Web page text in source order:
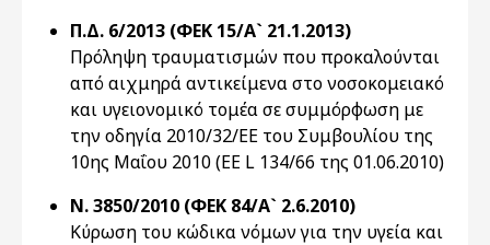
Π.Δ. 6/2013 (ΦΕΚ 15/Α` 21.1.2013)
Πρόληψη τραυματισμών που προκαλούνται
από αιχμηρά αντικείμενα στο νοσοκομειακό
και υγειονομικό τομέα σε συμμόρφωση με
την οδηγία 2010/32/ΕΕ του Συμβουλίου της
10ης Μαΐου 2010 (EE L 134/66 της 01.06.2010)
Ν. 3850/2010 (ΦΕΚ 84/Α` 2.6.2010)
Κύρωση του κώδικα νόμων για την υγεία και